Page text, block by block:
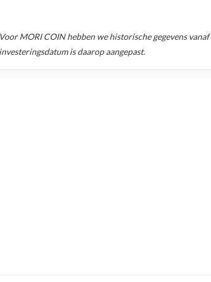
VoorMORI COINhebben we historische gegevens vanaf
investeringsdatum is daarop aangepast.